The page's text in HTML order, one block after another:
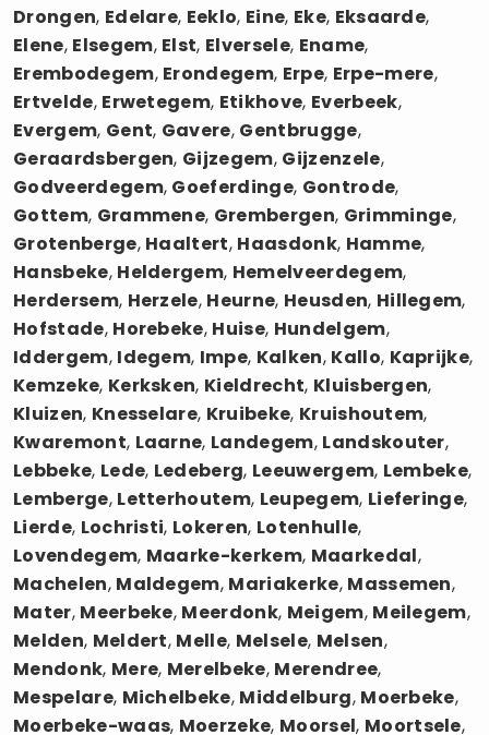
Drongen, Edelare, Eeklo, Eine, Eke, Eksaarde,
Elene, Elsegem, Elst, Elversele, Ename,
Erembodegem, Erondegem, Erpe, Erpe-mere,
Ertvelde, Erwetegem, Etikhove, Everbeek,
Evergem, Gent, Gavere, Gentbrugge,
Geraardsbergen, Gijzegem, Gijzenzele,
Godveerdegem, Goeferdinge, Gontrode,
Gottem, Grammene, Grembergen, Grimminge,
Grotenberge, Haaltert, Haasdonk, Hamme,
Hansbeke, Heldergem, Hemelveerdegem,
Herdersem, Herzele, Heurne, Heusden, Hillegem,
Hofstade, Horebeke, Huise, Hundelgem,
Iddergem, Idegem, Impe, Kalken, Kallo, Kaprijke,
Kemzeke, Kerksken, Kieldrecht, Kluisbergen,
Kluizen, Knesselare, Kruibeke, Kruishoutem,
Kwaremont, Laarne, Landegem, Landskouter,
Lebbeke, Lede, Ledeberg, Leeuwergem, Lembeke,
Lemberge, Letterhoutem, Leupegem, Lieferinge,
Lierde, Lochristi, Lokeren, Lotenhulle,
Lovendegem, Maarke-kerkem, Maarkedal,
Machelen, Maldegem, Mariakerke, Massemen,
Mater, Meerbeke, Meerdonk, Meigem, Meilegem,
Melden, Meldert, Melle, Melsele, Melsen,
Mendonk, Mere, Merelbeke, Merendree,
Mespelare, Michelbeke, Middelburg, Moerbeke,
Moerbeke-waas, Moerzeke, Moorsel, Moortsele,